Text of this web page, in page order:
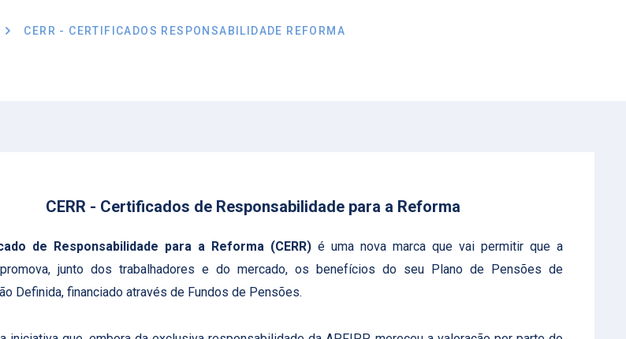
CERR - CERTIFICADOS RESPONSABILIDADE REFORMA
CERR - Certificados de Responsabilidade para a Reforma
de Responsabilidade para a Reforma (CERR)é uma nova marca que vai permitir que a
junto dos trabalhadores e do mercado, os benefícios do seu Plano de Pensões de
Definida, financiado através de Fundos de Pensões.